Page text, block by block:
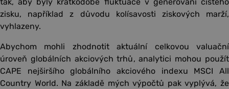
zisku, například z důvodu kolísavosti ziskových marží,
vyhlazeny.
Abychom mohli zhodnotit aktuální celkovou valuační
úroveň globálních akciových trhů, analytici mohou použít
CAPE nejširšího globálního akciového indexu MSCI All
Country World. Na základě mých výpočtů pak vyplývá, že